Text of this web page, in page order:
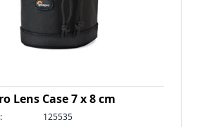
Lens Case 7 x 8 cm
125535